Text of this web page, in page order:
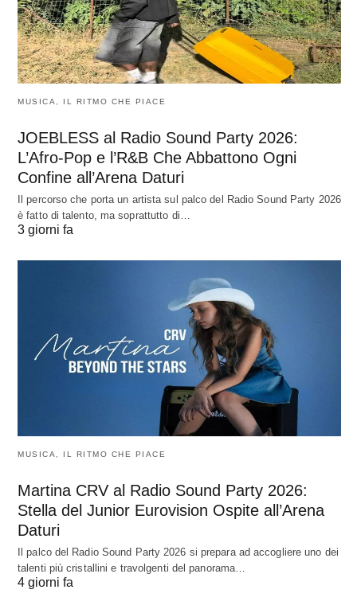
MUSICA, IL RITMO CHE PIACE
JOEBLESS al Radio Sound Party 2026:
L’Afro-Pop e l’R&B Che Abbattono Ogni
Confine all’Arena Daturi
Il percorso che porta un artista sul palco del Radio Sound Party 2026
è fatto di talento, ma soprattutto di…
3 giorni fa
MUSICA, IL RITMO CHE PIACE
Martina CRV al Radio Sound Party 2026:
Stella del Junior Eurovision Ospite all’Arena
Daturi
Il palco del Radio Sound Party 2026 si prepara ad accogliere uno dei
talenti più cristallini e travolgenti del panorama…
4 giorni fa